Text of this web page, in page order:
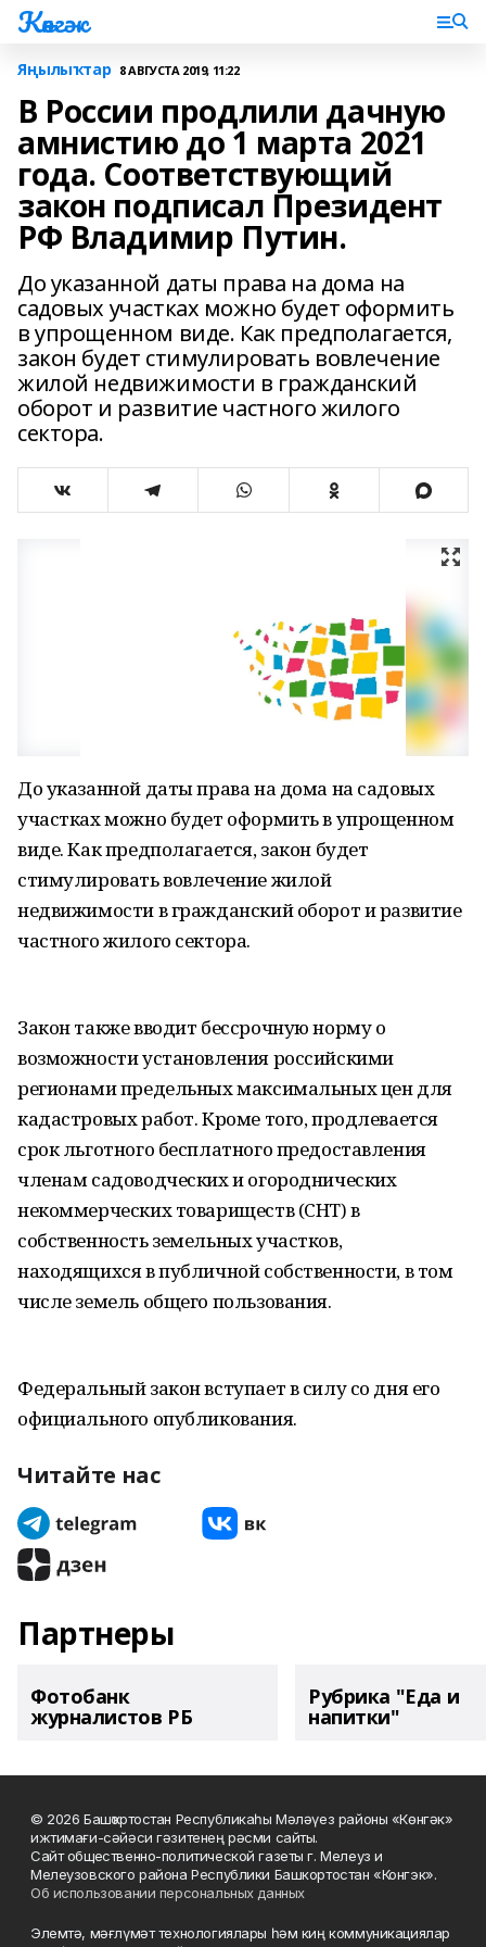
Көнгәк
Яңылыҡтар 8 АВГУСТА 2019, 11:22
В России продлили дачную
амнистию до 1 марта 2021
года. Соответствующий
закон подписал Президент
РФ Владимир Путин.
До указанной даты права на дома на
садовых участках можно будет оформить
в упрощенном виде. Как предполагается,
закон будет стимулировать вовлечение
жилой недвижимости в гражданский
оборот и развитие частного жилого
сектора.
До указанной даты права на дома на садовых
участках можно будет оформить в упрощенном
виде. Как предполагается, закон будет
стимулировать вовлечение жилой
недвижимости в гражданский оборот и развитие
частного жилого сектора.
Закон также вводит бессрочную норму о
возможности установления российскими
регионами предельных максимальных цен для
кадастровых работ. Кроме того, продлевается
срок льготного бесплатного предоставления
членам садоводческих и огороднических
некоммерческих товариществ (СНТ) в
собственность земельных участков,
находящихся в публичной собственности, в том
числе земель общего пользования.
Федеральный закон вступает в силу со дня его
официального опубликования.
Читайте нас
Партнеры
Фотобанк
журналистов РБ
Рубрика "Еда и
напитки"
© 2026 Башҡортостан Республикаһы Мәләүез районы «Көнгәк»
ижтимағи-сәйәси гәзитенең рәсми сайты.
Сайт общественно-политической газеты г. Мелеуз и
Мелеузовского района Республики Башкортостан «Конгэк».
Об использовании персональных данных
Элемтә, мәғлүмәт технологиялары һәм киң коммуникациялар